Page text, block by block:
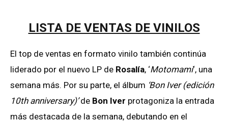
LISTA DE VENTAS DE VINILOS
El top de ventas en formato vinilo también continúa
liderado por el nuevo LP de Rosalía, ‘Motomami‘, una
semana más. Por su parte, el álbum ‘Bon Iver (edición
10th anniversary)’de Bon Iver protagoniza la entrada
más destacada de la semana, debutando en el